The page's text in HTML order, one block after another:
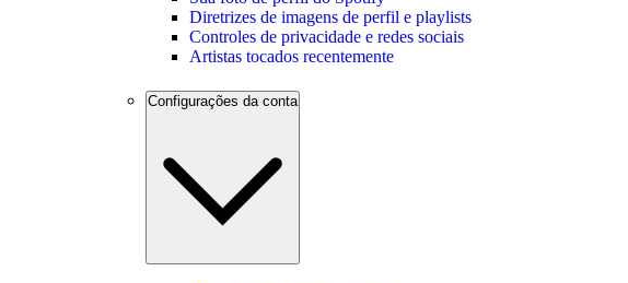
Diretrizes de imagens de perfil e playlists
Controles de privacidade e redes sociais
Artistas tocados recentemente
Configurações da conta